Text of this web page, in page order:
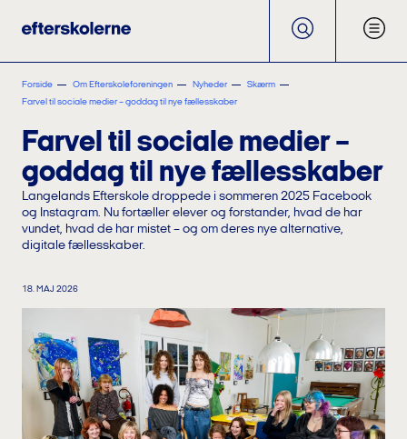
Forside Om Efterskoleforeningen Nyheder
Skærm
Farvel til sociale medier – goddag til nye fællesskaber
Farvel til sociale medier –
goddag til nye fællesskaber
Langelands Efterskole droppede i sommeren 2025 Facebook
og Instagram. Nu fortæller elever og forstander, hvad de har
vundet, hvad de har mistet – og om deres nye alternative,
digitale fællesskaber.
18. MAJ 2026